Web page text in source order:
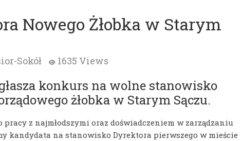
Nowego Żłobka w Starym
Sokół 1635 Views
konkurs na wolne stanowisko
żłobka w Starym Sączu.
pracy z najmłodszymi oraz doświadczeniem w zarządzaniu
kandydata na stanowisko Dyrektora pierwszego w mieście